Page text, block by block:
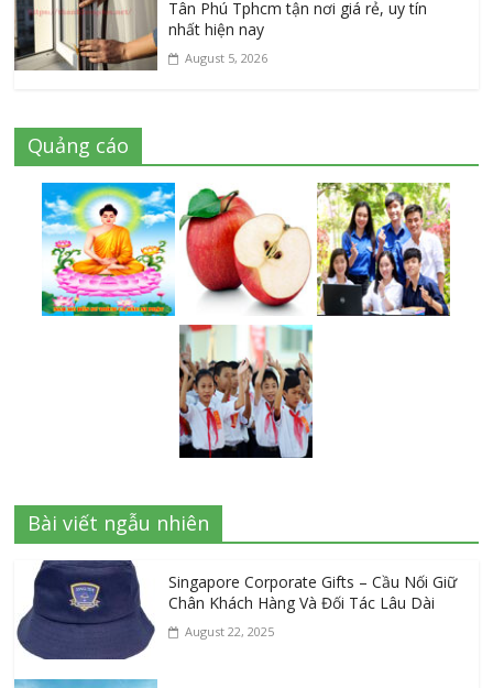
Tân Phú Tphcm tận nơi giá rẻ, uy tín
nhất hiện nay
August 5, 2026
Quảng cáo
Bài viết ngẫu nhiên
Singapore Corporate Gifts – Cầu Nối Giữ
Chân Khách Hàng Và Đối Tác Lâu Dài
August 22, 2025